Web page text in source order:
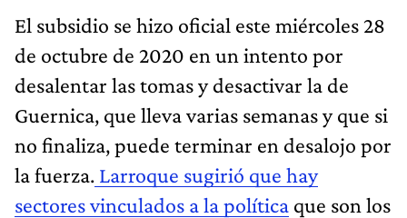
El subsidio se hizo oficial este miércoles 28
de octubre de 2020 en un intento por
desalentar las tomas y desactivar la de
Guernica, que lleva varias semanas y que si
no finaliza, puede terminar en desalojo por
la fuerza. Larroque sugirió que hay
sectores vinculados a la política que son los